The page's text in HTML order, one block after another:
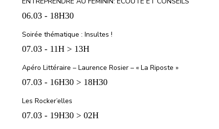
06.03 - 18H30
Soirée thématique : Insultes !
07.03 - 11H > 13H
Apéro Littéraire – Laurence Rosier – « La Riposte »
07.03 - 16H30 > 18H30
Les Rocker’elles
07.03 - 19H30 > 02H